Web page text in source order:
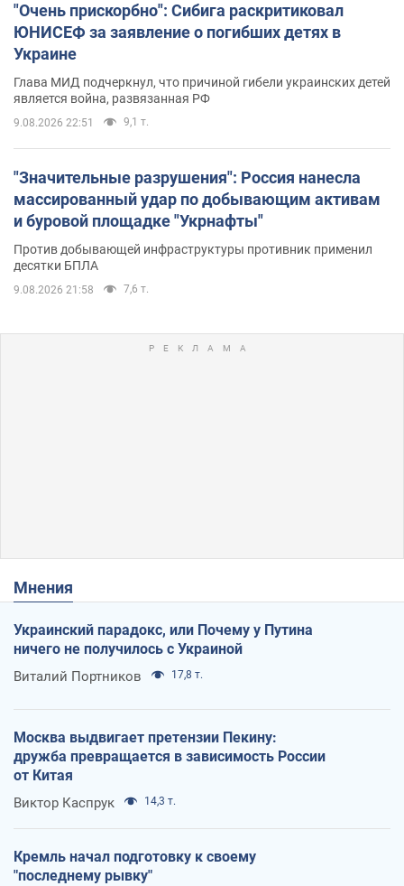
"Очень прискорбно": Сибига раскритиковал
ЮНИСЕФ за заявление о погибших детях в
Украине
Глава МИД подчеркнул, что причиной гибели украинских детей
является война, развязанная РФ
9.08.2026 22:51 9,1 т.
"Значительные разрушения": Россия нанесла
массированный удар по добывающим активам
и буровой площадке "Укрнафты"
Против добывающей инфраструктуры противник применил
десятки БПЛА
9.08.2026 21:58 7,6 т.
Мнения
Украинский парадокс, или Почему у Путина
ничего не получилось с Украиной
Виталий Портников 17,8 т.
Москва выдвигает претензии Пекину:
дружба превращается в зависимость России
от Китая
Виктор Каспрук 14,3 т.
Кремль начал подготовку к своему
"последнему рывку"